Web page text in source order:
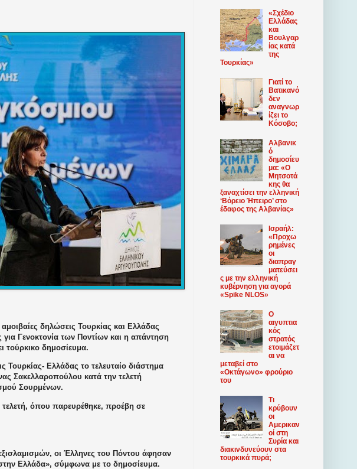
δηλώσεις Τουρκίας και Ελλάδας
Γενοκτονία των Ποντίων και η απάντηση
τούρκικο δημοσίευμα.
Τουρκίας- Ελλάδας το τελευταίο διάστημα
Σακελλαροπούλου κατά την τελετή
Σουρμένων.
όπου παρευρέθηκε, προέβη σε
οι Έλληνες του Πόντου άφησαν
στην Ελλάδα», σύμφωνα με το δημοσίευμα.
«Σχέδιο
Ελλάδας
και
Βουλγαρ
ίας κατά
της
Τουρκίας»
Γιατί το
Βατικανό
δεν
αναγνωρ
ίζει το
Κόσοβο;
Αλβανικ
ό
δημοσίευ
μα: «Ο
Μητσοτά
κης θα
ξαναχτίσει την ελληνική
‘Βόρειο Ήπειρο’ στο
έδαφος της Αλβανίας»
Ισραήλ:
«Προχω
ρημένες
οι
διαπραγ
ματεύσει
ς με την ελληνική
κυβέρνηση για αγορά
«Spike NLOS»
Ο
αιγυπτια
κός
στρατός
ετοιμάζετ
αι να
μεταβεί στο
«Οκτάγωνο» φρούριο
του
Τι
κρύβουν
οι
Αμερικαν
οί στη
Συρία και
διακινδυνεύουν στα
τουρκικά πυρά;